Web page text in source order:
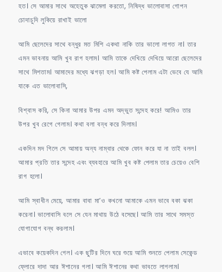
হত। সে আমার সাথে অহেতুক ঝামেলা করতো, নিষিদ্ধ ভালোবাসা গোপন
চোদাচুদি লুকিয়ে রাখাই ভালো
আমি ছেলেদের সাথে বন্ধুর মত মিশি একথা নাকি তার ভালো লাগত না। তার
এমন ভাবনায় আমি খুব রাগ হলাম। আমি তাকে দেখিয়ে দেখিয়ে আরো ছেলেদের
সাথে মিশতাম। আমাদের মধ্যে ঝগড়া হল। আমি কষ্ট পেলাম এটা ভেবে যে আমি
যাকে এত ভালোবাসি,
বিশ্বাস করি, সে কিনা আমার উপর এমন অদ্ভুত সন্দেহ করে! আমিও তার
উপর খুব রেগে গেলাম। কথা বলা বন্ধ করে দিলাম।
একদিন মদ গিলে সে আমায় অন্য নাম্বার থেকে ফোন করে যা না তাই বলল।
আমার প্রতি তার সন্দেহ এবং ব্যবহারে আমি খুব কষ্ট পেলাম তার চেয়েও বেশি
রাগ হলো।
আমি স্বাধীন মেয়ে, আমার বাবা মা’ও কখনো আমাকে এমন ভাবে বকা ঝকা
করেনা। ভালোবাসি বলে সে যেন মাথায় উঠে বসেছে। আমি তার সাথে সমস্ত
যোগাযোগ বন্ধ করলাম।
এভাবে কয়েকদিন গেল। এক ছুটির দিনে ঘরে শুয়ে আমি শুনতে পেলাম সেকেন্ড
ফ্লোরে দাদা আর ঈশানের গলা। আমি ঈশানের কথা ভাবতে লাগলাম।